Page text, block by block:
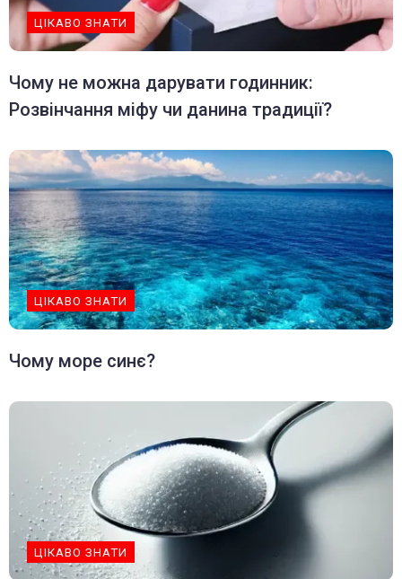
ЦІКАВО ЗНАТИ
Чому не можна дарувати годинник:
Розвінчання міфу чи данина традиції?
ЦІКАВО ЗНАТИ
Чому море синє?
ЦІКАВО ЗНАТИ